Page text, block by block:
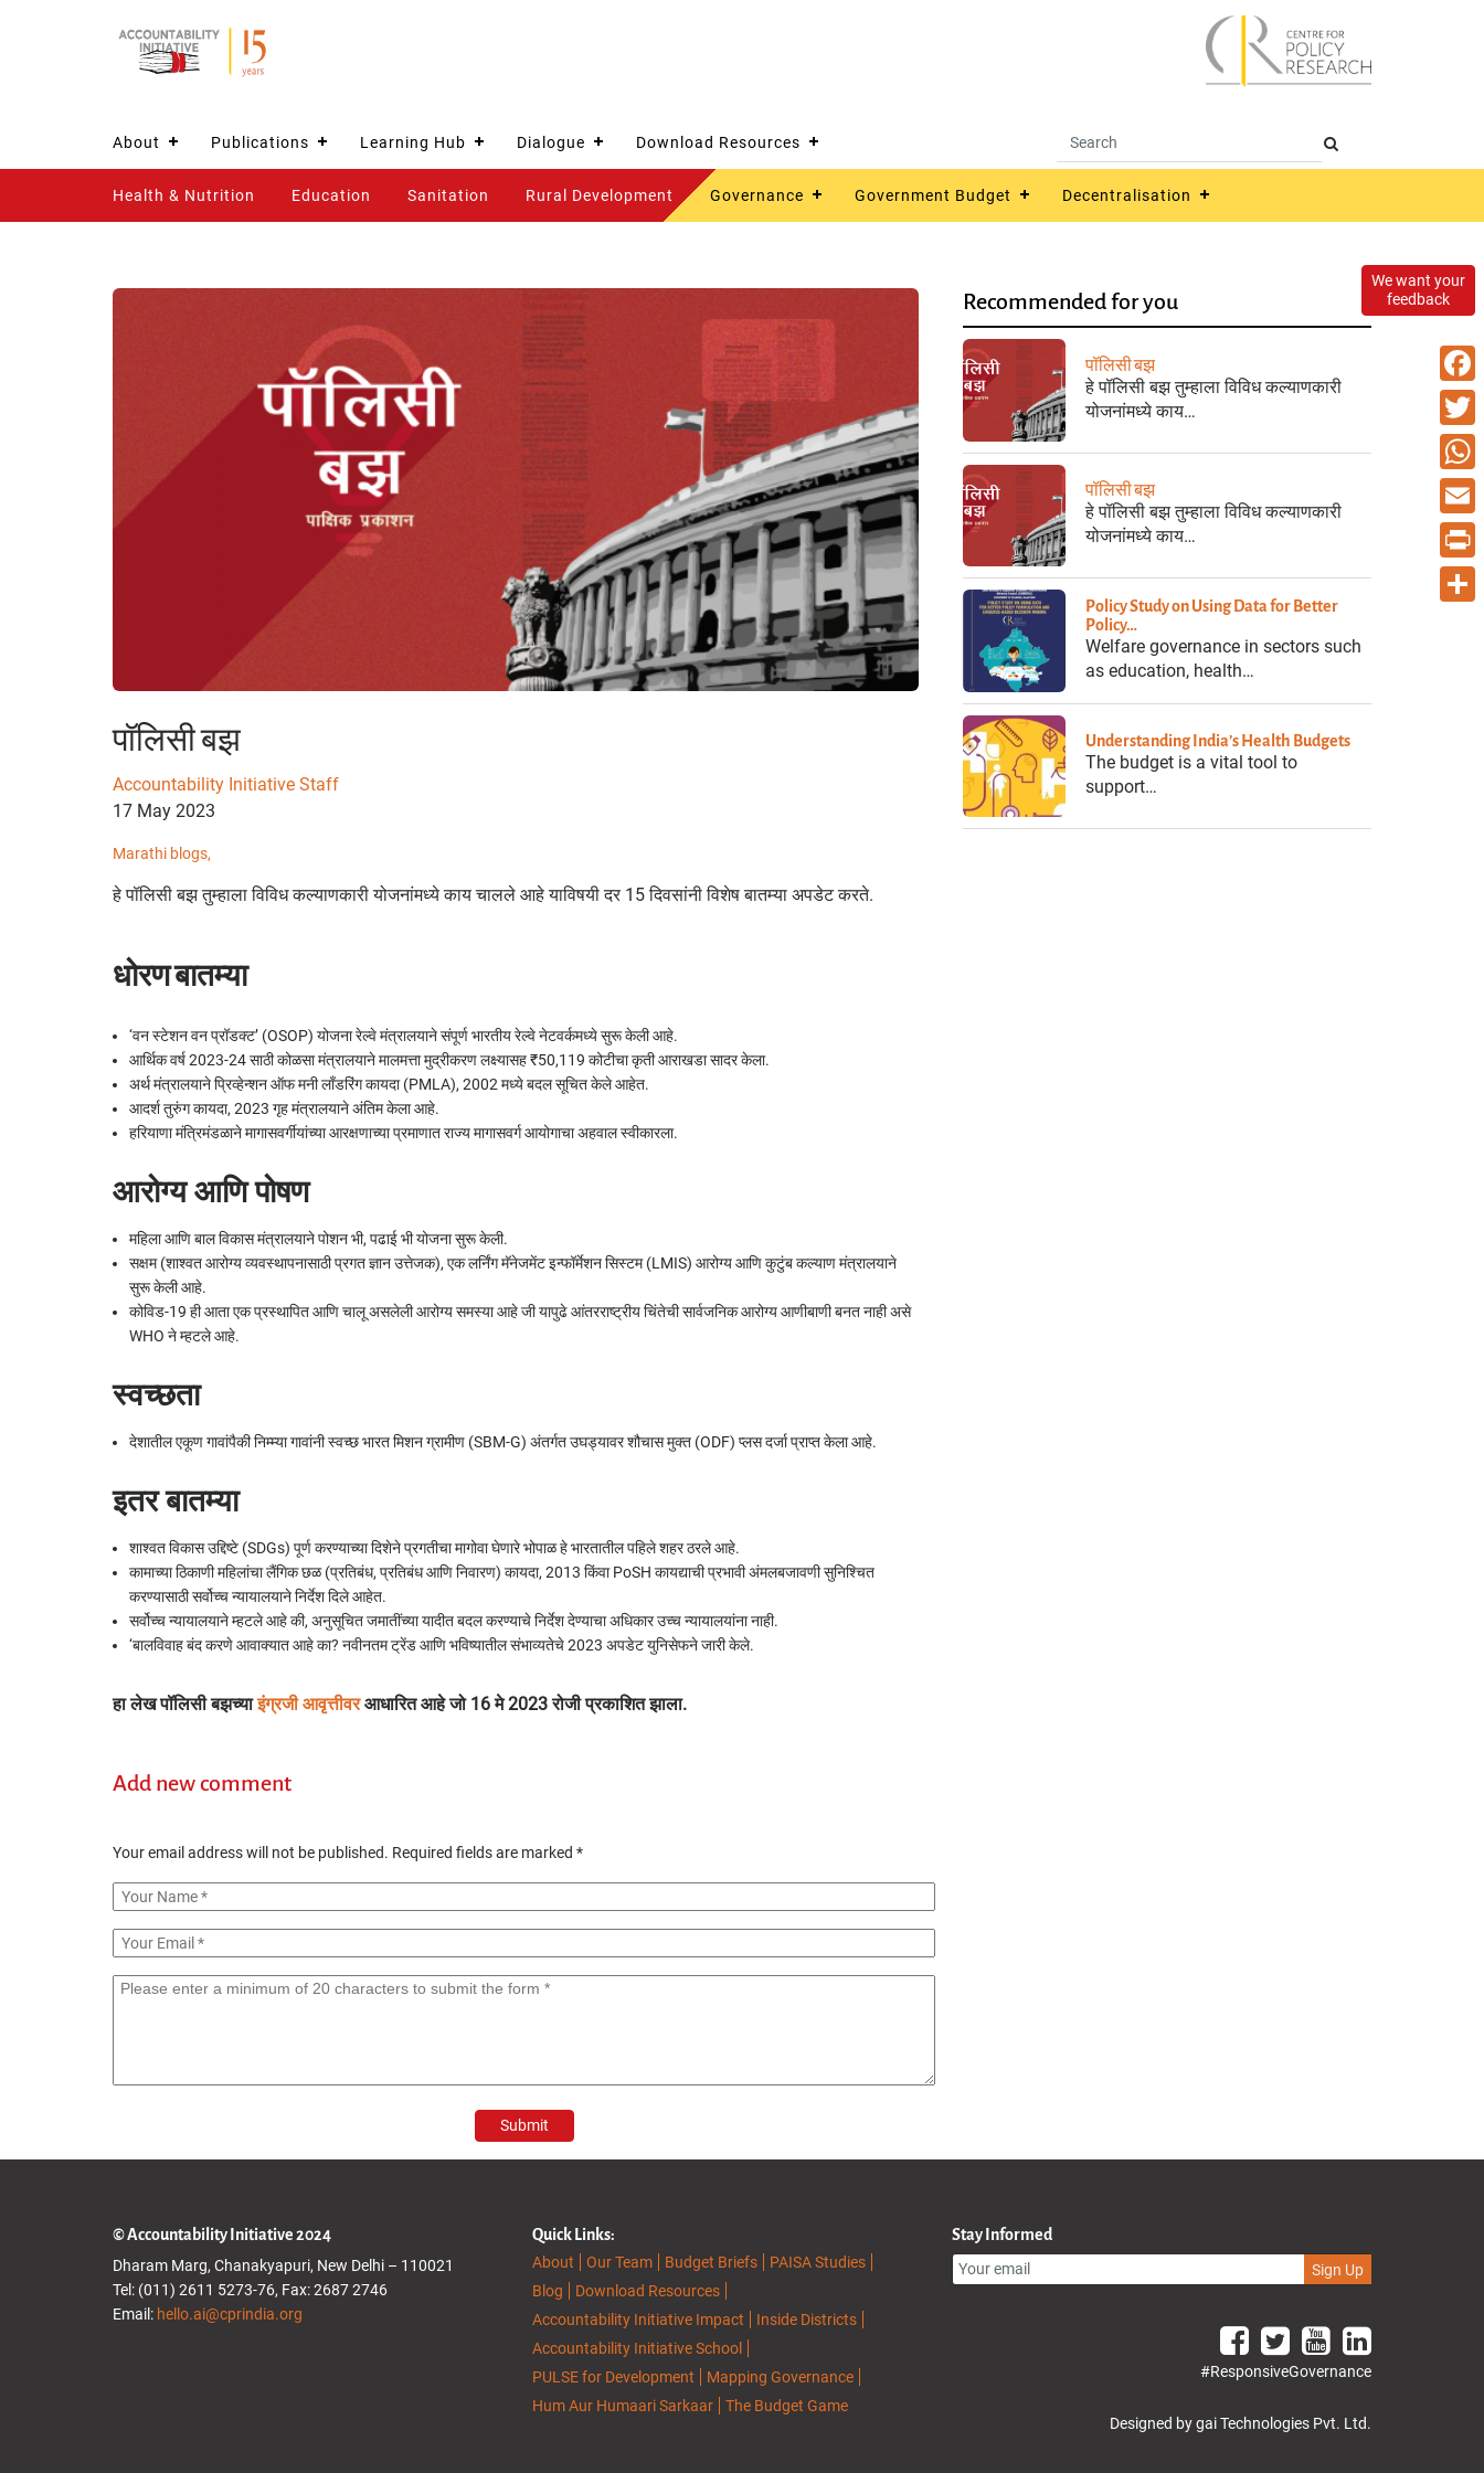
About Publications Learning Hub Dialogue Download Resources
Health & Nutrition Education Sanitation Rural Development Governance Government Budget Decentralisation
We want your
feedback
पॉलिसी बझ
Accountability Initiative Staff
17 May 2023
Marathi blogs,
हे पॉलिसी बझ तुम्हाला विविध कल्याणकारी योजनांमध्ये काय चालले आहे याविषयी दर 15 दिवसांनी विशेष बातम्या अपडेट करते.
धोरण बातम्या
‘वन स्टेशन वन प्रॉडक्ट’ (OSOP) योजना रेल्वे मंत्रालयाने संपूर्ण भारतीय रेल्वे नेटवर्कमध्ये सुरू केली आहे.
आर्थिक वर्ष 2023-24 साठी कोळसा मंत्रालयाने मालमत्ता मुद्रीकरण लक्ष्यासह ₹50,119 कोटीचा कृती आराखडा सादर केला.
अर्थ मंत्रालयाने प्रिव्हेन्शन ऑफ मनी लाँडरिंग कायदा (PMLA), 2002 मध्ये बदल सूचित केले आहेत.
आदर्श तुरुंग कायदा, 2023 गृह मंत्रालयाने अंतिम केला आहे.
हरियाणा मंत्रिमंडळाने मागासवर्गीयांच्या आरक्षणाच्या प्रमाणात राज्य मागासवर्ग आयोगाचा अहवाल स्वीकारला.
आरोग्यआणि पोषण
महिला आणि बाल विकास मंत्रालयाने पोशन भी, पढाई भी योजना सुरू केली.
सक्षम (शाश्वत आरोग्य व्यवस्थापनासाठी प्रगत ज्ञान उत्तेजक), एक लर्निंग मॅनेजमेंट इन्फॉर्मेशन सिस्टम (LMIS) आरोग्य आणि कुटुंब कल्याण मंत्रालयाने
सुरू केली आहे.
कोविड-19 ही आता एक प्रस्थापित आणि चालू असलेली आरोग्य समस्या आहे जी यापुढे आंतरराष्ट्रीय चिंतेची सार्वजनिक आरोग्य आणीबाणी बनत नाही असे
WHO ने म्हटले आहे.
स्वच्छता
देशातील एकूण गावांपैकी निम्म्या गावांनी स्वच्छ भारत मिशन ग्रामीण (SBM-G) अंतर्गत उघड्यावर शौचास मुक्त (ODF) प्लस दर्जा प्राप्त केला आहे.
इतर बातम्या
शाश्वत विकास उद्दिष्टे (SDGs) पूर्ण करण्याच्या दिशेने प्रगतीचा मागोवा घेणारे भोपाळ हे भारतातील पहिले शहर ठरले आहे.
कामाच्या ठिकाणी महिलांचा लैंगिक छळ (प्रतिबंध, प्रतिबंध आणि निवारण) कायदा, 2013 किंवा PoSH कायद्याची प्रभावी अंमलबजावणी सुनिश्चित
करण्यासाठी सर्वोच्च न्यायालयाने निर्देश दिले आहेत.
सर्वोच्च न्यायालयाने म्हटले आहे की, अनुसूचित जमातींच्या यादीत बदल करण्याचे निर्देश देण्याचा अधिकार उच्च न्यायालयांना नाही.
‘बालविवाह बंद करणे आवाक्यात आहे का? नवीनतम ट्रेंड आणि भविष्यातील संभाव्यतेचे 2023 अपडेट युनिसेफने जारी केले.
हा लेख पॉलिसी बझच्याइंग्रजी आवृत्तीवरआधारित आहे जो 16 मे 2023 रोजी प्रकाशित झाला.
Add new comment
Your email address will not be published. Required fields are marked *
Recommended for you
पॉलिसी बझ
हे पॉलिसी बझ तुम्हाला विविध कल्याणकारी
योजनांमध्ये काय…
पॉलिसी बझ
हे पॉलिसी बझ तुम्हाला विविध कल्याणकारी
योजनांमध्ये काय…
Policy Study on Using Data for Better
Policy…
Welfare governance in sectors such
as education, health…
Understanding India’s Health Budgets
The budget is a vital tool to
support…
Email
Print
© Accountability Initiative 2024
Dharam Marg, Chanakyapuri, New Delhi – 110021
Tel: (011) 2611 5273-76, Fax: 2687 2746
Email: hello.ai@cprindia.org
Quick Links:
About
Our Team Budget Briefs
PAISA Studies
Blog
Download Resources
Accountability Initiative Impact
Inside Districts
Accountability Initiative School
PULSE for Development
Mapping Governance
Hum Aur Humaari Sarkaar
The Budget Game
Stay Informed
Sign Up
#ResponsiveGovernance
Designed by gai Technologies Pvt. Ltd.